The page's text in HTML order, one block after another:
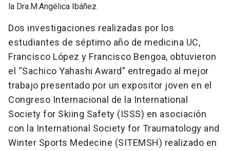
la Dra.M.Angélica Ibáñez.
Dos investigaciones realizadas por los
estudiantes de séptimo año de medicina UC,
Francisco López y Francisco Bengoa, obtuvieron
el “Sachico Yahashi Award” entregado al mejor
trabajo presentado por un expositor joven en el
Congreso Internacional de la International
Society for Skiing Safety (ISSS) en asociación
con la International Society for Traumatology and
Winter Sports Medecine (SITEMSH) realizado en